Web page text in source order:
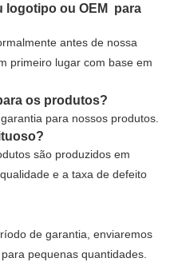
logotipo ou OEM para
antes de nossa
primeiro lugar com base em
os produtos?
para nossos produtos.
são produzidos em
e a taxa de defeito
de garantia, enviaremos
pequenas quantidades.